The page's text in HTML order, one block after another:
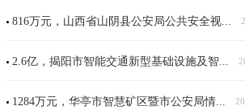
816万元，山西省山阴县公安局公共安全视...
2.6亿，揭阳市智能交通新型基础设施及智...
1284万元，华亭市智慧矿区暨市公安局情...